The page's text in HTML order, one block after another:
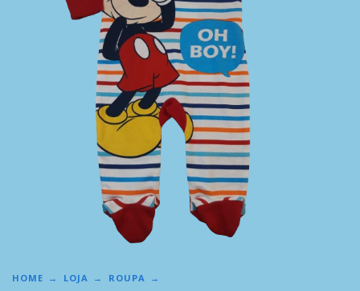
HOME LOJA
ROUPA